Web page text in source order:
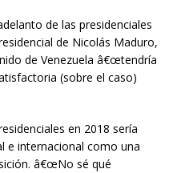
de las presidenciales
de Nicolás Maduro,
de Venezuela â€œtendría
(sobre el caso)
en 2018 sería
e internacional como una
â€œNo sé qué